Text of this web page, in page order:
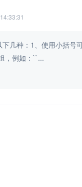
几种：1、使用小括
，例如：``...